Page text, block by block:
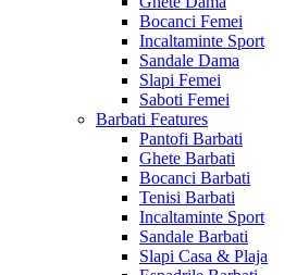
Bocanci Femei
Incaltaminte Sport
Sandale Dama
Slapi Femei
Saboti Femei
Barbati Features
Pantofi Barbati
Ghete Barbati
Bocanci Barbati
Tenisi Barbati
Incaltaminte Sport
Sandale Barbati
Slapi Casa & Plaja